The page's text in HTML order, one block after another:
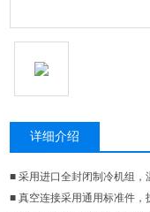
详细介绍
■ 采用进口全封闭制冷机组
■ 真空连接采用通用标准件